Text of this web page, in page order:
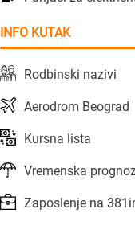
INFO KUTAK
Rodbinski nazivi
Aerodrom Beograd
Kursna lista
Vremenska
Zaposlenje na